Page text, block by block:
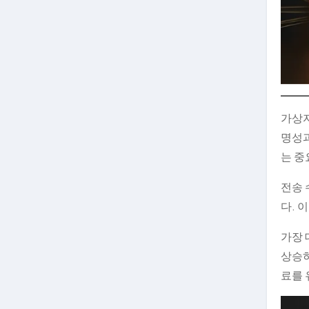
가상
명성
는 중
전송
다.
가장
상승
료를